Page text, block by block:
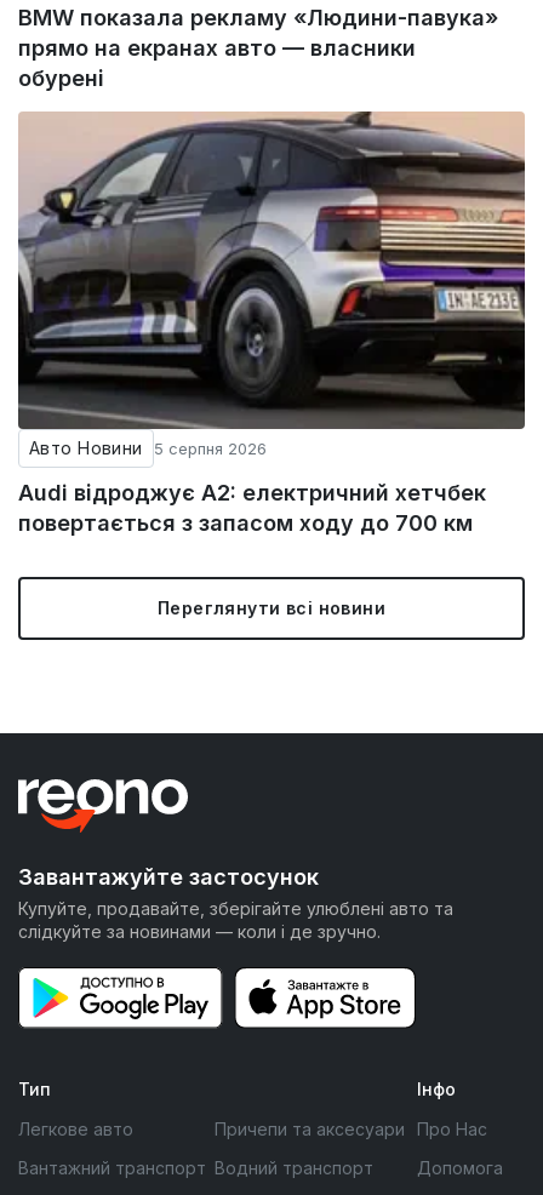
BMW показала рекламу «Людини-павука»
прямо на екранах авто — власники
обурені
Авто Новини 5 серпня 2026
Audi відроджує A2: електричний хетчбек
повертається з запасом ходу до 700 км
Переглянути всі новини
Завантажуйте застосунок
Купуйте, продавайте, зберігайте улюблені авто та
слідкуйте за новинами — коли і де зручно.
Тип
Легкове авто
Вантажний транспорт
Причепи та аксесуари
Водний транспорт
Інфо
Про Нас
Допомога